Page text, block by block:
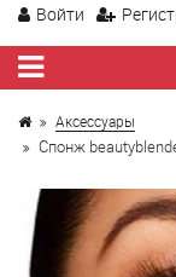
Войти
Аксессуары
Спонж